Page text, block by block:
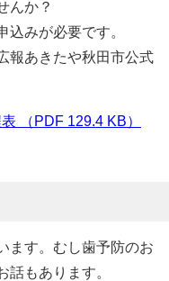
んか？
込みが必要です。
報あきたや秋田市公式
（PDF 129.4 KB）
ます。むし歯予防のお
もあります。